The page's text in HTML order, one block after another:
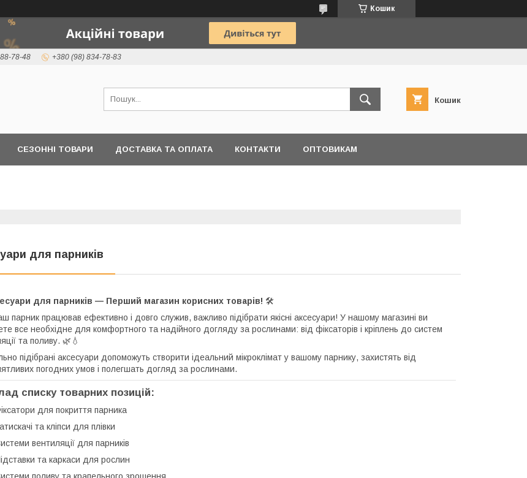
Кошик
78-48 +380 (98) 834-78-83
Кошик
СЕЗОННІ ТОВАРИ ДОСТАВКА ТА ОПЛАТА КОНТАКТИ ОПТОВИКАМ
для парників
для парників — Перший магазин корисних товарів! 🛠️
парник працював ефективно і довго служив, важливо підібрати якісні аксесуари! У нашому магазині ви
все необхідне для комфортного та надійного догляду за рослинами: від фіксаторів і кріплень до систем
та поливу. 🌿💧
підібрані аксесуари допоможуть створити ідеальний мікроклімат у вашому парнику, захистять від
погодних умов і полегшать догляд за рослинами.
списку товарних позицій:
для покриття парника
та кліпси для плівки
вентиляції для парників
та каркаси для рослин